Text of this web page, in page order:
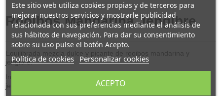
Rooibos Mandarina Jengibre
Equilibrada mezcla dulce y picante de rooibos mandarina y
jengibre.
Ingredientes: Rooibos, corteza de naranja, jengibre deshidratado,
jengibre cortado, flor azahar y aroma.
Este sitio web utiliza cookies propias y de terceros para
mejorar nuestros servicios y mostrarle publicidad
relacionada con sus preferencias mediante el análisis de
sus hábitos de navegación. Para dar su consentimiento
sobre su uso pulse el botón Acepto.
Política de cookies Personalizar cookies
ACEPTO